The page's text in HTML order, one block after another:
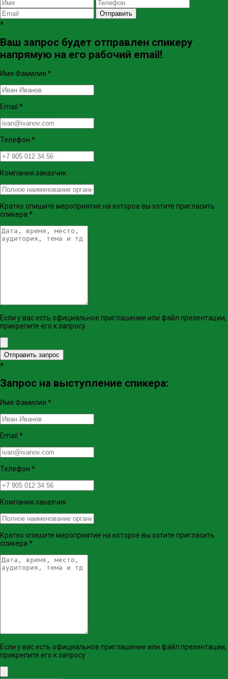
Отправить
×
Ваш запрос будет отправлен спикеру
напрямую на его рабочий email!
Имя Фамилия *
Email *
Телефон *
Компания заказчик
Кратко опишите мероприятие на которое вы хотите пригласить
спикера *
Если у вас есть официальное приглашение или файл презентации,
прикрепите его к запросу
Отправить запрос
×
Запрос на выступление спикера:
Имя Фамилия *
Email *
Телефон *
Компания заказчик
Кратко опишите мероприятие на которое вы хотите пригласить
спикера *
Если у вас есть официальное приглашение или файл презентации,
прикрепите его к запросу